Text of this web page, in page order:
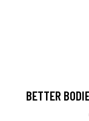
BETTER